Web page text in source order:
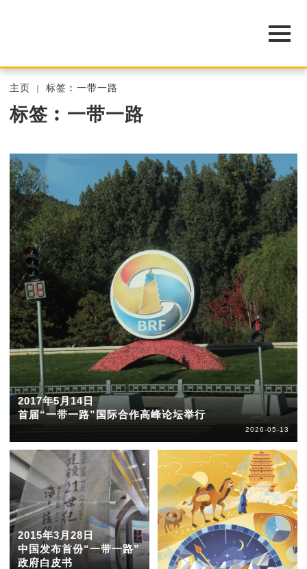
主页 标签︰一带一路
标签︰一带一路
2017年5月14日
首届“一带一路”国际合作高峰论坛举行
2026-05-13
2015年3月28日
中国发布首份“一带一路”
政府白皮书